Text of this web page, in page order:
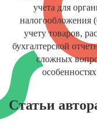
учета для
учету товаров,
бухгалтерской
сложных
Статьи